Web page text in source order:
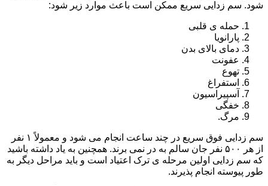
شود. سم زدایی سریع ممکن است باعث موارد زیر شود:
حمله ی قلبی
پارانویا
دمای بالای بدن
عفونت
تهوع
استفراغ
آسپیراسیون
خفگی
مرگ.
سم زدایی فوق سریع در چند ساعت انجام می شود و معمولاً ۱ نفر
از هر ۵۰۰ نفر جان سالم به در نمی برند. همچنین به یاد داشته باشید
که سم زدایی اولین مرحله ی ترک اعتیاد است و باید مراحل دیگر به
طور پیوسته انجام پذیرند.